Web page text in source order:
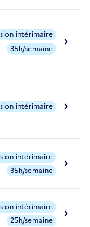
intérimaire
35h/semaine
intérimaire
intérimaire
35h/semaine
intérimaire
25h/semaine